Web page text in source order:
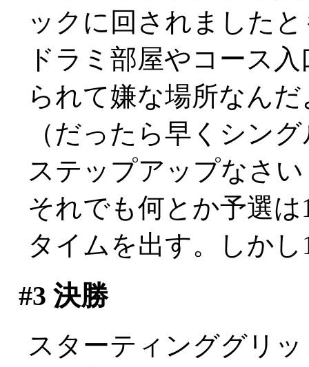
ックに回されました
ドラミ部屋やコース
られて嫌な場所なん
（だったら早くシン
ステップアップなさ
それでも何とか予選
タイムを出す。しかし
#3 決勝
スターティンググリ